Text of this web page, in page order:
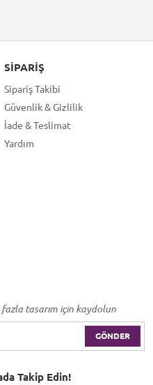
SIPARIŞ
Sipariş Takibi
Güvenlik & Gizlilik
İade & Teslimat
Yardım
tasarım için kaydolun
GÖNDER
Takip Edin!